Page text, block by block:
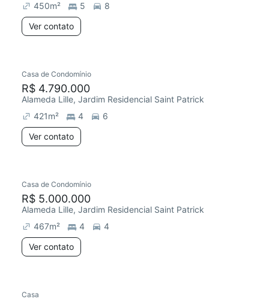
450m² 5
8
Ver contato
Casa de Condomínio
R$ 4.790.000
Alameda Lille, Jardim Residencial Saint Patrick
421m² 4
6
Ver contato
Casa de Condomínio
R$ 5.000.000
Alameda Lille, Jardim Residencial Saint Patrick
467m² 4
4
Ver contato
Casa